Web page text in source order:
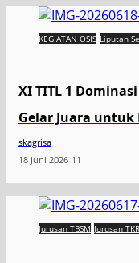
KEGIATAN OSIS Liputan
XI TITL 1
Gelar Juara untuk
skagrisa
18 Juni 2026 11
Jurusan TBSM Jurusan